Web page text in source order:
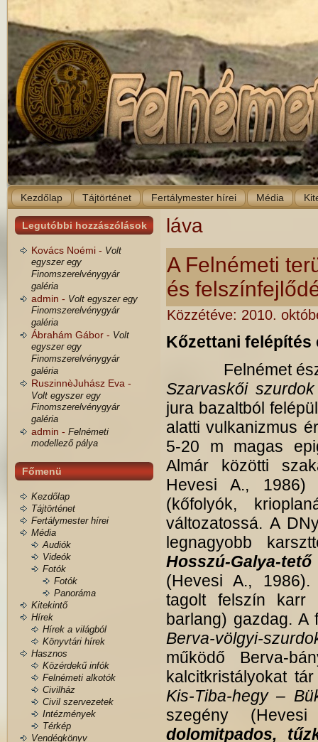
Kezdőlap Tájtörténet Fertálymester hírei Média
Legutóbbi hozzászólások
Kovács Noémi - Volt
egyszer egy
Finomszerelvénygyár
galéria
admin - Volt egyszer egy
Finomszerelvénygyár
galéria
Ábrahám Gábor - Volt
egyszer egy
Finomszerelvénygyár
galéria
RuszinnèJuhász Eva -
Volt egyszer egy
Finomszerelvénygyár
galéria
admin - Felnémeti
modellező pálya
Főmenü
Kezdőlap
Tájtörténet
Fertálymester hírei
Média
Audiók
Videók
Fotók
Fotók
Panoráma
Kitekintő
Hírek
Hírek a világból
Könyvtári hírek
Hasznos
Közérdekű infók
Felnémeti alkotók
Civilház
Civil szervezetek
Intézmények
Térkép
Vendégkönyv
láva
A Felnémeti
és
Közzétéve: 2010.
Kőzettani
Felnémet északi
Szarvaskői szurdok
jura bazaltból
alatti vulkanizmus
5-20 m magas
Almár közötti
Hevesi A., 1986)
(kőfolyók,
változatossá. A
legnagyobb
Hosszú-Galya-
(Hevesi A., 1986).
tagolt felszín karr
barlang) gazdag. A
Berva-völgyi-
működő Berva-
kalcitkristályokat
Kis-Tiba-hegy –
szegény
dolomitpados,